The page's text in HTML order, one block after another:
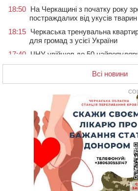
18:50 На Черкащині з початку року
постраждалих від укусів тварин
18:15 Черкаська тренувальна
для громад з усієї України
17:40 ЧНУ увійшов до 50
серед вступників
На Хімселищі у Черкасах
контейнерний майданчик
Без розтину грудної клітки:
пацієнтці замінили аортальний
У Черкаському онкоцентрі
електростанцію за понад пів
У Київській області
фронті жителем
У Черкасах містяни через нову
вирізані дерева потерпають
Всі новини